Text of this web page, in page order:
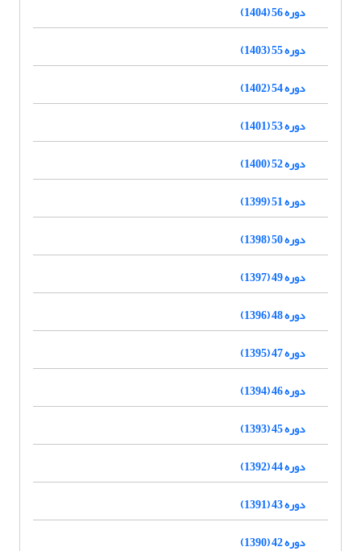
دوره 56 (1404)
دوره 55 (1403)
دوره 54 (1402)
دوره 53 (1401)
دوره 52 (1400)
دوره 51 (1399)
دوره 50 (1398)
دوره 49 (1397)
دوره 48 (1396)
دوره 47 (1395)
دوره 46 (1394)
دوره 45 (1393)
دوره 44 (1392)
دوره 43 (1391)
دوره 42 (1390)